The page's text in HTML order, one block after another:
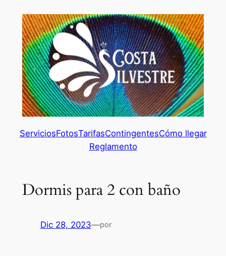
contenido
ServiciosFotosTarifasContingentesCómo llegar
Reglamento
Dormis para 2 con baño
Dic 28, 2023—por